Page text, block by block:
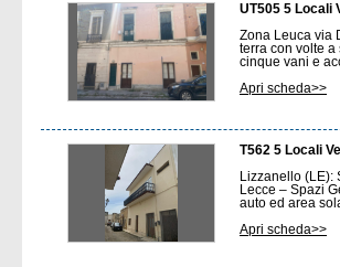
UT505 5 Locali
Zona Leuca via
terra con volte
cinque vani e
Apri scheda>>
T562 5 Locali
Lizzanello (LE):
Lecce – Spazi
auto ed area
Apri scheda>>